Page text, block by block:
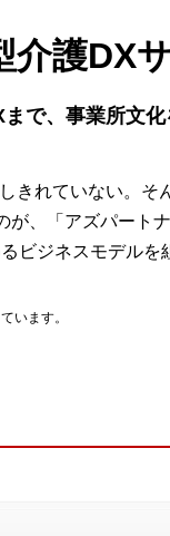
護DX
で、事業所文
きれていない。そ
が、「アズパート
ビジネスモデルを
います。